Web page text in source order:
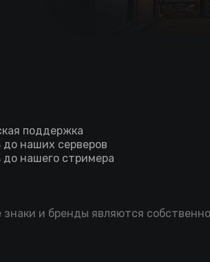
поддержка
до наших серверов
до нашего стримера
и бренды являются